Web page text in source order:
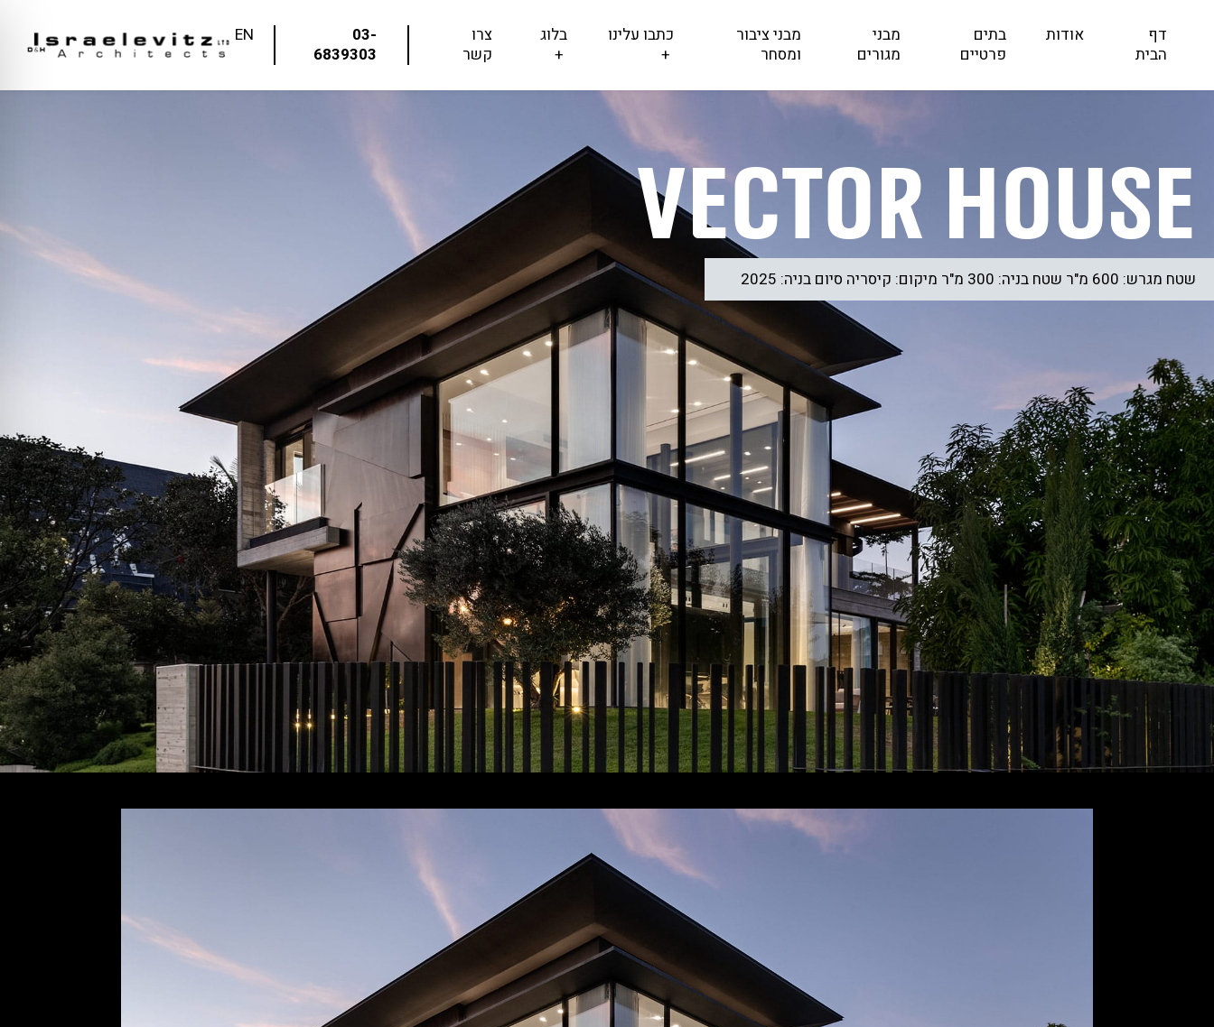
דף
הבית
אודות
בתים
פרטיים
מבני
מגורים
מבני ציבור
ומסחר
כתבו עלינו
+
בלוג
+
צרו
קשר
03-
6839303
EN
VECTOR house
שטח מגרש: 600 מ"ר שטח בניה: 300 מ"ר מיקום: קיסריה סיום בניה: 2025